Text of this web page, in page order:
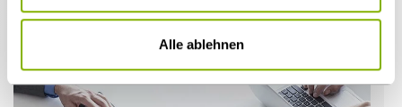
Alle ablehnen